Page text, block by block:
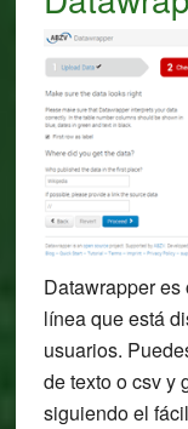
Datawrapper es
línea que está
usuarios.
de texto o csv y
siguiendo el